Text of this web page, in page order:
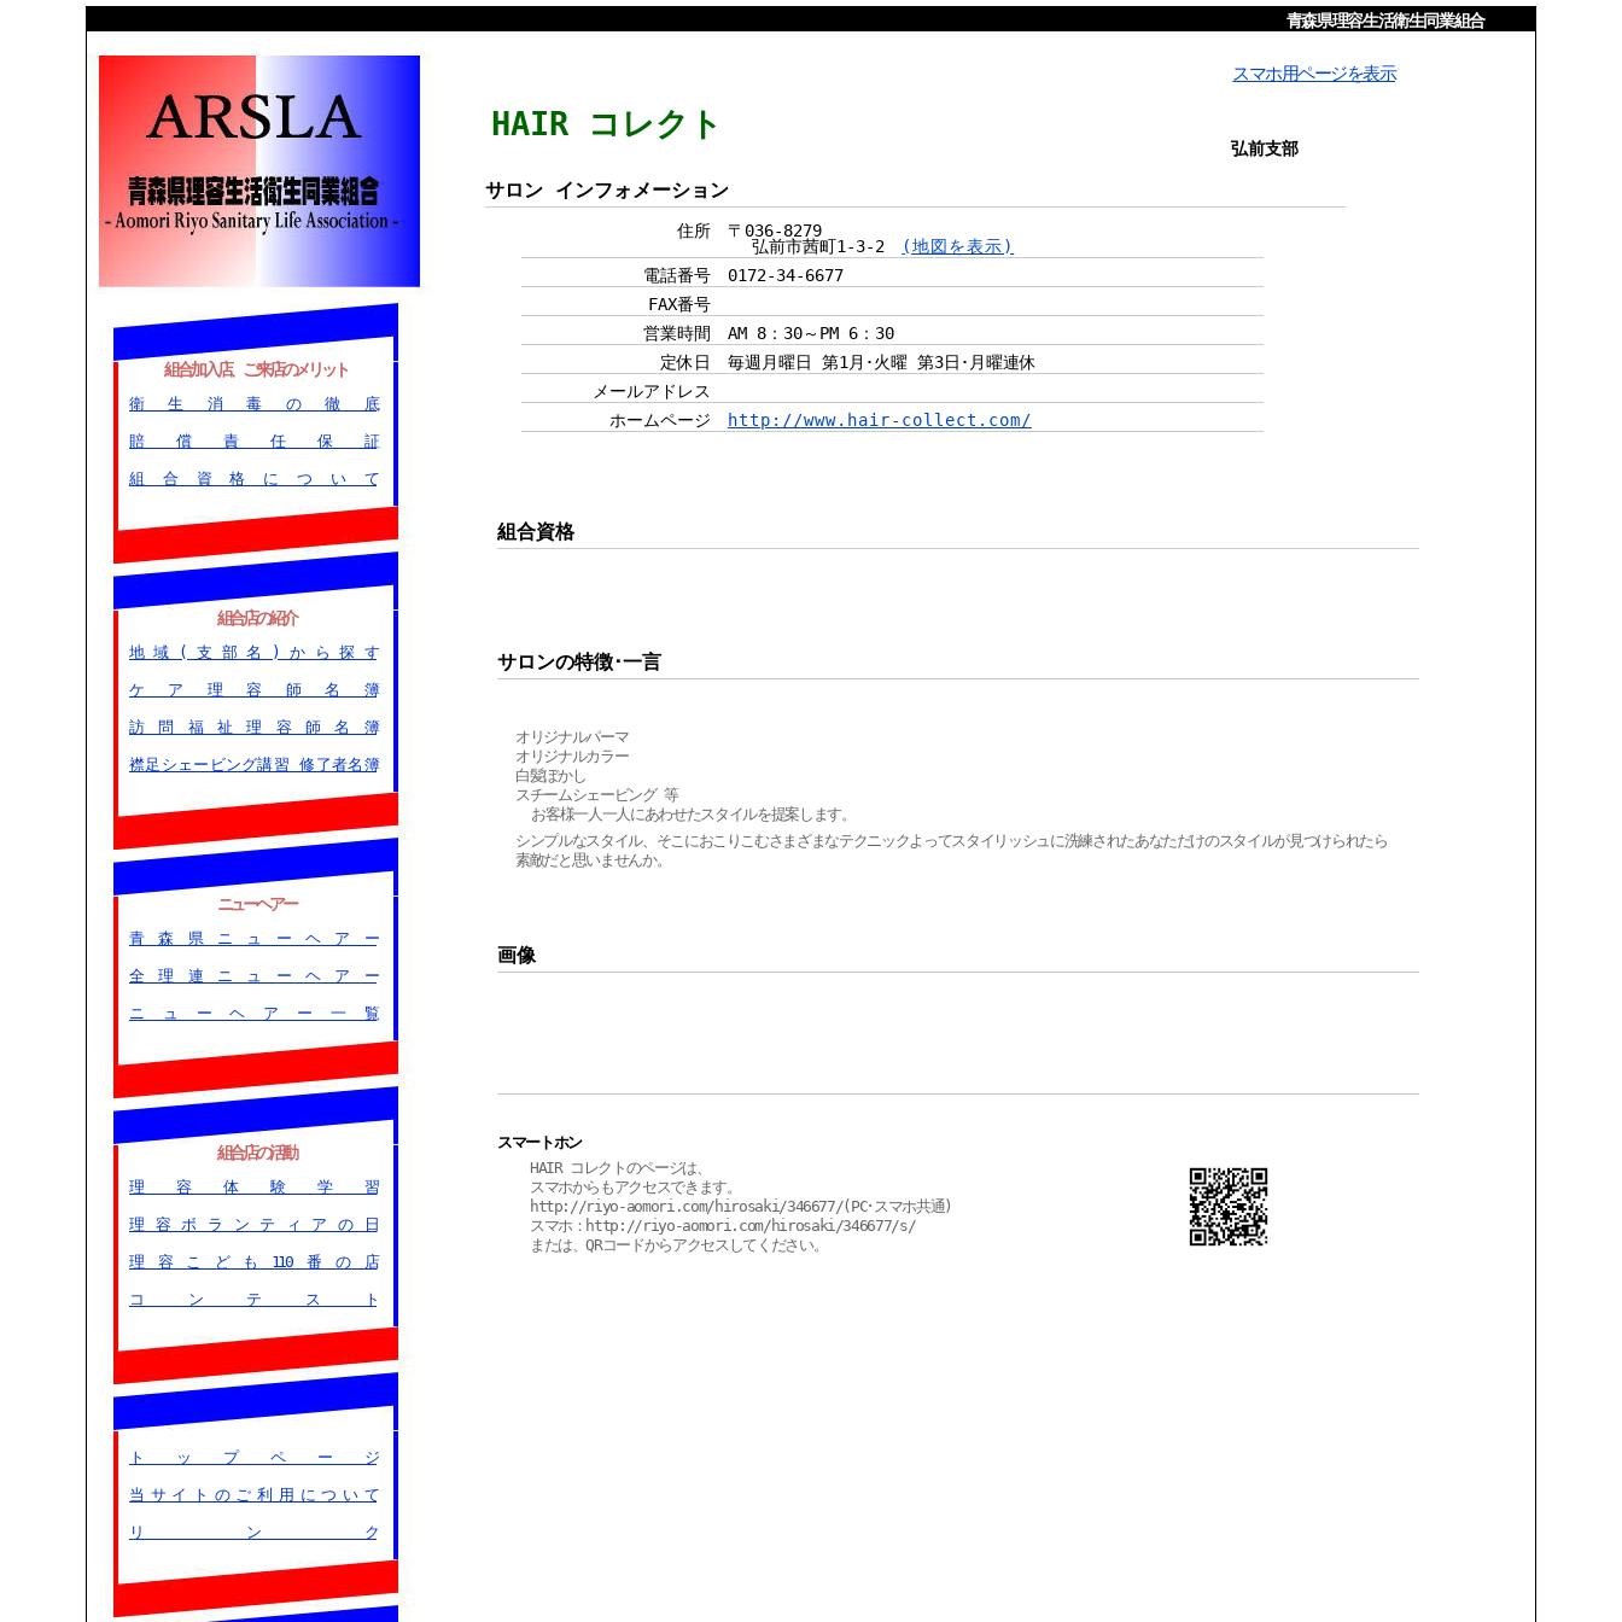
青森県理容生活衛生同業組合
スマホ用ページを表示
HAIR コレクト
弘前支部
サロン インフォメーション
住所
〒036-8279
弘前市茜町1-3-2
(地図を表示)
電話番号
0172-34-6677
FAX番号
営業時間
AM 8：30～PM 6：30
定休日
毎週月曜日 第1月･火曜 第3日･月曜連休
メールアドレス
ホームページ
http://www.hair-collect.com/
組合資格
サロンの特徴･一言
オリジナルパーマ
オリジナルカラー
白髪ぼかし
スチームシェービング 等
お客様一人一人にあわせたスタイルを提案します。
シンプルなスタイル、そこにおこりこむさまざまなテクニックよってスタイリッシュに洗練されたあなただけのスタイルが見つけられたら
素敵だと思いませんか。
画像
スマートホン
HAIR コレクトのページは、
スマホからもアクセスできます。
http://riyo-aomori.com/hirosaki/346677/(PC･スマホ共通)
スマホ：http://riyo-aomori.com/hirosaki/346677/s/
または、QRコードからアクセスしてください。
組合加入店、ご来店のメリット
衛生消毒の徹底
賠償責任保証
組合資格について
組合店の紹介
地域(支部名)から探す
ケア理容師名簿
訪問福祉理容師名簿
襟足シェービング講習 修了者名簿
ニューヘアー
青森県ニューヘアー
全理連ニューヘアー
ニューヘアー一覧
組合店の活動
理容体験学習
理容ボランティアの日
理容こども110番の店
コンテスト
トップページ
当サイトのご利用について
リンク